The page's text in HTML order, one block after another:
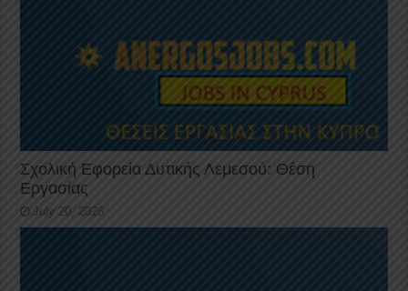
Σχολική Εφορεία Δυτικής Λεμεσού: Θέση
Εργασίας
July 20, 2026